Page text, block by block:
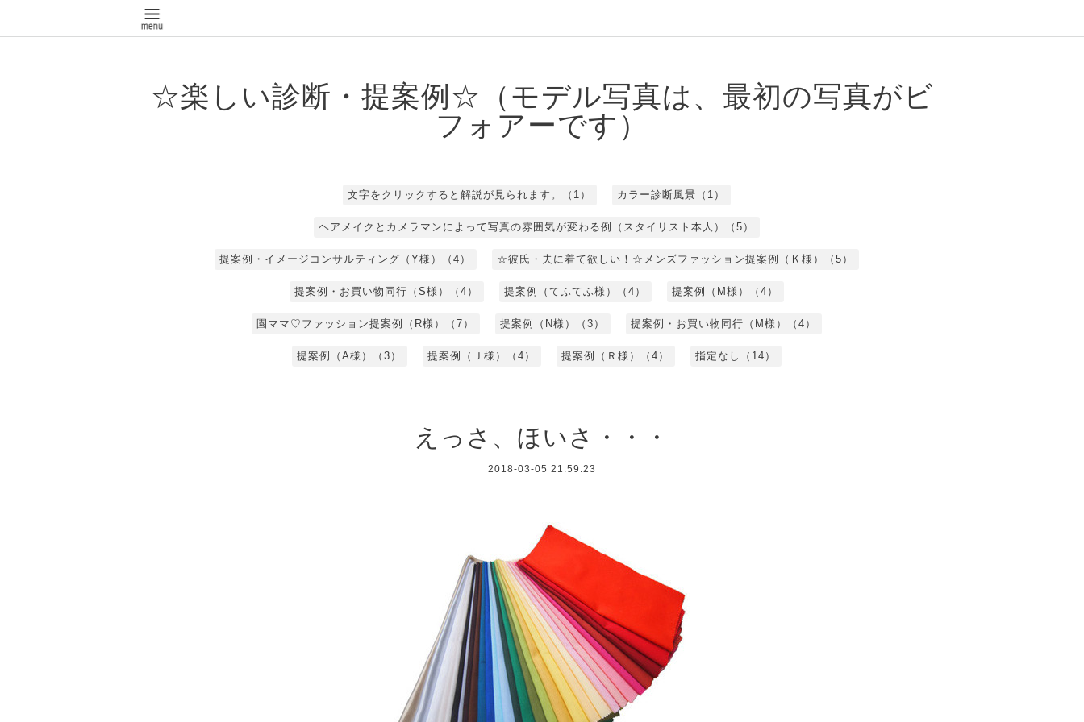
☆楽しい診断・提案例☆（モデル写真は、最初の写真がビ
フォアーです）
文字をクリックすると解説が見られます。（1） カラー診断風景（1）
ヘアメイクとカメラマンによって写真の雰囲気が変わる例（スタイリスト本人）（5）
提案例・イメージコンサルティング（Y様）（4） ☆彼氏・夫に着て欲しい！☆メンズファッション提案例（Ｋ様）（5）
提案例・お買い物同行（S様）（4） 提案例（てふてふ様）（4） 提案例（M様）（4）
園ママ♡ファッション提案例（R様）（7） 提案例（N様）（3） 提案例・お買い物同行（M様）（4）
提案例（A様）（3） 提案例（Ｊ様）（4） 提案例（Ｒ様）（4） 指定なし（14）
えっさ、ほいさ・・・
2018-03-05 21:59:23